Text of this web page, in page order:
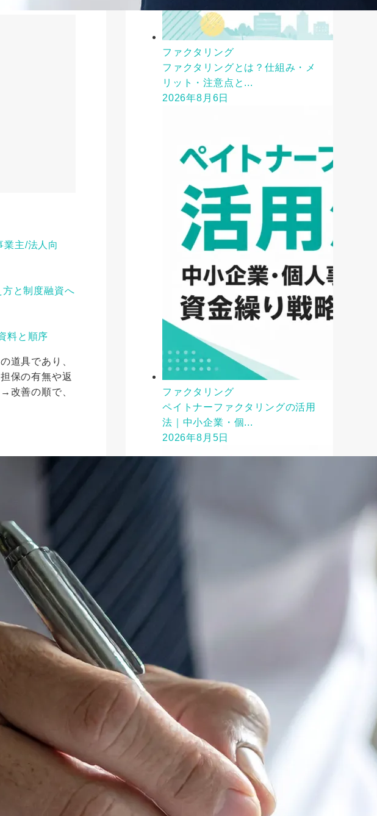
主/法人向
と制度融資へ
料と順序
道具であり、
保の有無や返
改善の順で、
ファクタリング
ファクタリングとは？仕組み・メ
リット・注意点と...
2026年8月6日
ファクタリング
ペイトナーファクタリングの活用
法｜中小企業・個...
2026年8月5日
ファクタリング